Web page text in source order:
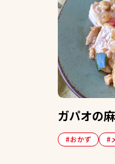
ガパオの
#おかず #